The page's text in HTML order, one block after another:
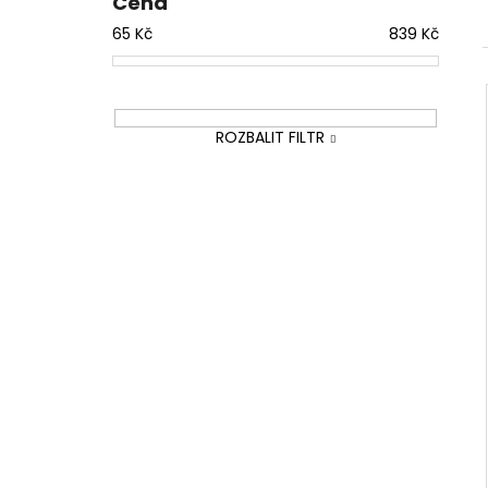
65 Kč 839 Kč
ROZBALIT FILTR
BRIT PREMIUM GRANULE PRO DOSPĚLÉ
PSY 1 KG, KUŘECÍ
89 Kč